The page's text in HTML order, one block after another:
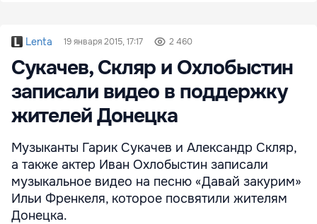
Lenta 19 января 2015, 17:17 2 460
Сукачев, Скляр и Охлобыстин
записали видео в поддержку
жителей Донецка
Музыканты Гарик Сукачев и Александр Скляр,
а также актер Иван Охлобыстин записали
музыкальное видео на песню «Давай закурим»
Ильи Френкеля, которое посвятили жителям
Донецка.